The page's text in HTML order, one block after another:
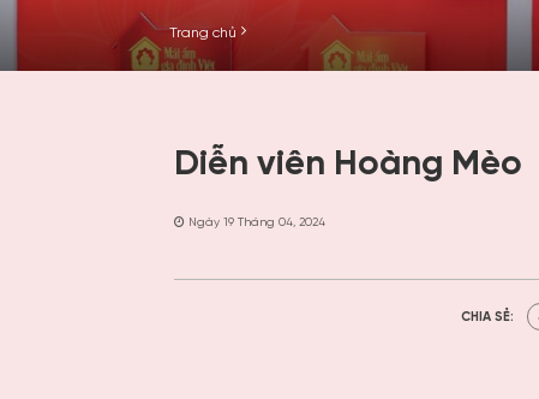
Trang chủ
Diễn viên Hoàng Mèo
Ngày 19 Tháng 04, 2024
CHIA SẺ: